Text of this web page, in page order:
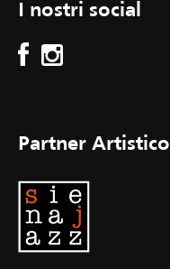
I nostri social
Partner Artistico